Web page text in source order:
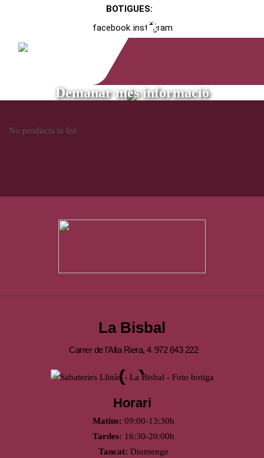
BOTIGUES:
facebook instagram
Demanar més informació
No products in list
La Bisbal
Carrer de l’Alta Riera, 4 972 643 222
Horari
Matins: 09:00-13:30h
Tardes: 16:30-20:00h
Tancat: Diumenge